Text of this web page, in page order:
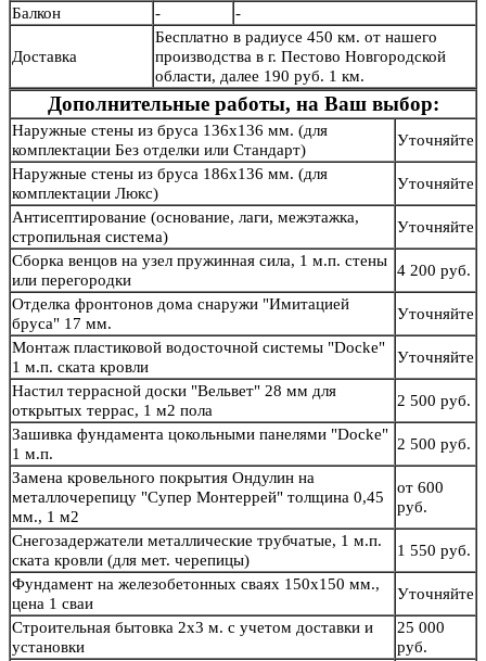
Балкон
- -
Доставка
Бесплатно в радиусе 450 км. от нашего
производства в г. Пестово Новгородской
области, далее 190 руб. 1 км.
Дополнительные работы, на Ваш выбор:
Наружные стены из бруса 136х136 мм. (для
комплектации Без отделки или Стандарт)
Уточняйте
Наружные стены из бруса 186х136 мм. (для
комплектации Люкс)
Уточняйте
Антисептирование (основание, лаги, межэтажка,
стропильная система)
Уточняйте
Сборка венцов на узел пружинная сила, 1 м.п. стены
или перегородки
4 200 руб.
Отделка фронтонов дома снаружи "Имитацией
бруса" 17 мм.
Уточняйте
Монтаж пластиковой водосточной системы "Docke"
1 м.п. ската кровли
Уточняйте
Настил террасной доски "Вельвет" 28 мм для
открытых террас, 1 м2 пола
2 500 руб.
Зашивка фундамента цокольными панелями "Docke"
1 м.п.
2 500 руб.
Замена кровельного покрытия Ондулин на
металлочерепицу "Супер Монтеррей" толщина 0,45
мм., 1 м2
от 600
руб.
Снегозадержатели металлические трубчатые, 1 м.п.
ската кровли (для мет. черепицы)
1 550 руб.
Фундамент на железобетонных сваях 150х150 мм.,
цена 1 сваи
Уточняйте
Строительная бытовка 2х3 м. с учетом доставки и
установки
25 000
руб.